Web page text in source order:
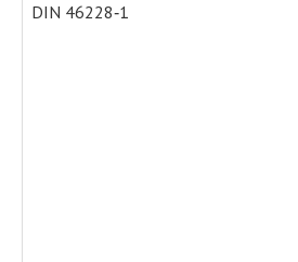
DIN 46228‑1